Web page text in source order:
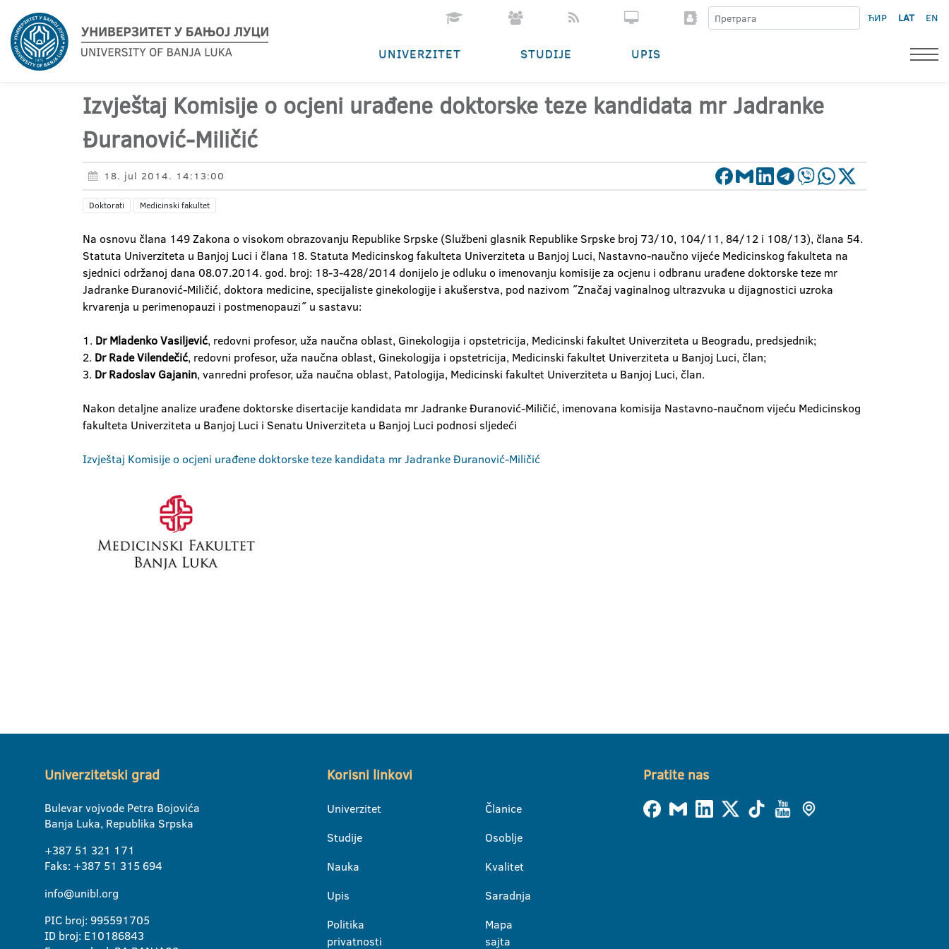
ЋИР LAT EN
UNIVERZITET STUDIJE UPIS
Izvještaj Komisije o ocjeni urađene doktorske teze kandidata mr Jadranke
Đuranović-Miličić
18. jul 2014. 14:13:00
Doktorati Medicinski fakultet
Na osnovu člana 149 Zakona o visokom obrazovanju Republike Srpske (Službeni glasnik Republike Srpske broj 73/10, 104/11, 84/12 i 108/13), člana 54.
Statuta Univerziteta u Banjoj Luci i člana 18. Statuta Medicinskog fakulteta Univerziteta u Banjoj Luci, Nastavno-naučno vijeće Medicinskog fakulteta na
sjednici održanoj dana 08.07.2014. god. broj: 18-3-428/2014 donijelo je odluku o imenovanju komisije za ocjenu i odbranu urađene doktorske teze mr
Jadranke Đuranović-Miličić, doktora medicine, specijaliste ginekologije i akušerstva, pod nazivom ˝Značaj vaginalnog ultrazvuka u dijagnostici uzroka
krvarenja u perimenopauzi i postmenopauzi˝ u sastavu:
1. Dr Mladenko Vasiljević, redovni profesor, uža naučna oblast, Ginekologija i opstetricija, Medicinski fakultet Univerziteta u Beogradu, predsjednik;
2. Dr Rade Vilendečić, redovni profesor, uža naučna oblast, Ginekologija i opstetricija, Medicinski fakultet Univerziteta u Banjoj Luci, član;
3. Dr Radoslav Gajanin, vanredni profesor, uža naučna oblast, Patologija, Medicinski fakultet Univerziteta u Banjoj Luci, član.
Nakon detaljne analize urađene doktorske disertacije kandidata mr Jadranke Đuranović-Miličić, imenovana komisija Nastavno-naučnom vijeću Medicinskog
fakulteta Univerziteta u Banjoj Luci i Senatu Univerziteta u Banjoj Luci podnosi sljedeći
Izvještaj Komisije o ocjeni urađene doktorske teze kandidata mr Jadranke Đuranović-Miličić
Univerzitetski grad
Bulevar vojvode Petra Bojovića
Banja Luka, Republika Srpska
+387 51 321 171
Faks: +387 51 315 694
info@unibl.org
PIC broj: 995591705
ID broj: E10186843
Korisni linkovi
Univerzitet
Studije
Nauka
Upis
Politika
privatnosti
Članice
Osoblje
Kvalitet
Saradnja
Mapa
sajta
Pratite nas